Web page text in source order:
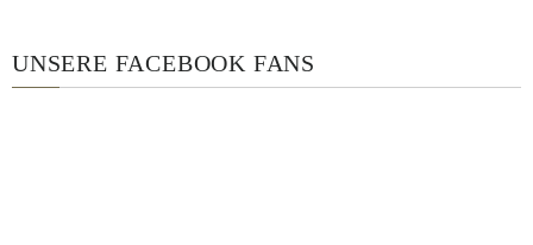
UNSERE FACEBOOK FANS